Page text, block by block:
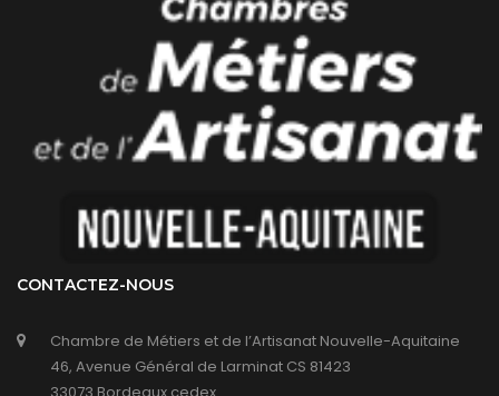
CONTACTEZ-NOUS
Chambre de Métiers et de l’Artisanat Nouvelle-Aquitaine
46, Avenue Général de Larminat CS 81423